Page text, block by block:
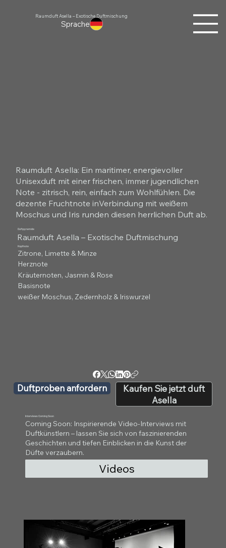
Sprache
Raumduft Asella – Exotische Duftmischung
Raumduft Asella: Ein maritimer, energievoller
Unisexduft mit einer frischen, immer jugendlichen
Note - zitrisch, rein, einfach zum Wohlfühlen. Die
dezente Fruchtnote inVerbindung mit weißem
Moschus und Iris runden diesen herrlichen Duft ab.
Duftpyramide
Raumduft Asella – Exotische Duftmischung
Kopfnote
Zitrone, Limette & Minze
Herznote
Kräuternoten, Jasmin & Rose
Basisnote
weißer Moschus, Zedernholz & Iriswurzel
Duftproben anfordern
Kaufen Sie jetzt duft
Asella
Interviews Coming Soon
Coming Soon: Inspirierende Video-Interviews mit
Duftkünstlern – lassen Sie sich von faszinierenden
Geschichten und tiefen Einblicken in die Kunst der
Düfte verzaubern.
Videos